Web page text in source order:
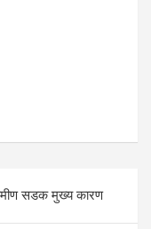
सडक मुख्य कारण